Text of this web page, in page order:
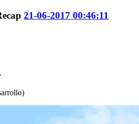
21-06-2017 00:46:11